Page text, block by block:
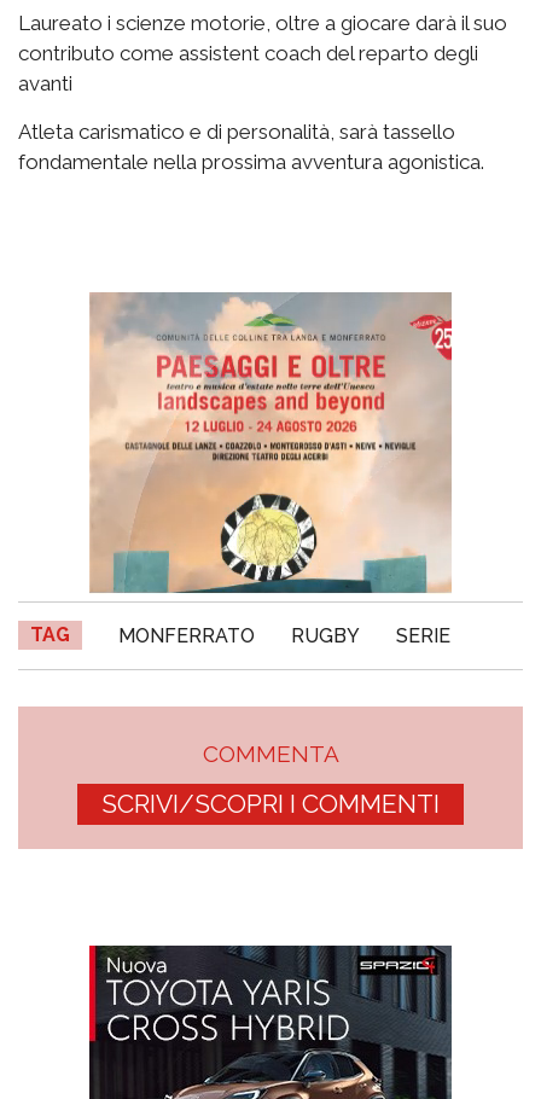
Laureato i scienze motorie, oltre a giocare darà il suo
contributo come assistent coach del reparto degli
avanti
Atleta carismatico e di personalità, sarà tassello
fondamentale nella prossima avventura agonistica.
TAG MONFERRATO RUGBY SERIE
COMMENTA
SCRIVI/SCOPRI I COMMENTI